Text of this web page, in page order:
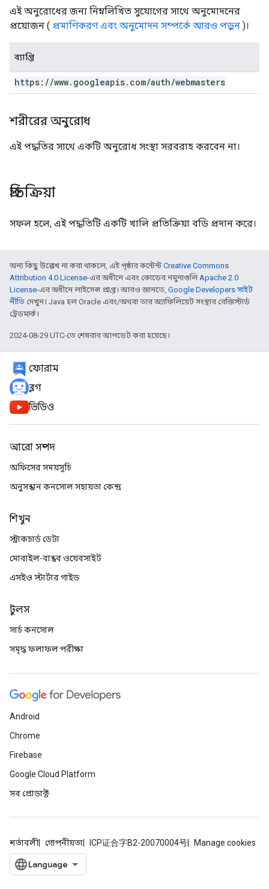
এই অনুরোধের জন্য নিম্নলিখিত সুযোগের সাথে অনুমোদনের
প্রয়োজন ( প্রমাণিকরণ এবং অনুমোদন সম্পর্কে আরও পড়ুন )।
ব্যাপ্তি
https: //www. googleapis. com/auth/webmasters
শরীরের অনুরোধ
এই পদ্ধতির সাথে একটি অনুরোধ সংস্থা সরবরাহ করবেন না।
প্রতিক্রিয়া
সফল হলে, এই পদ্ধতিটি একটি খালি প্রতিক্রিয়া বডি প্রদান করে।
অন্য কিছু উল্লেখ না করা থাকলে, এই পৃষ্ঠার কন্টেন্ট Creative Commons
Attribution 4.0 License-এর অধীনে এবং কোডের নমুনাগুলিApache 2.0
License-এর অধীনে লাইসেন্স প্রাপ্ত। আরও জানতে, Google Developers সাইট
নীতি দেখুন। Java হল Oracle এবং/অথবা তার অ্যাফিলিয়েট সংস্থার রেজিস্টার্ড
ট্রেডমার্ক।
2024-08-29 UTC-তে শেষবার আপডেট করা হয়েছে।
ফোরাম
ব্লগ
ভিডিও
আরো সম্পদ
অফিসের সময়সূচি
অনুসন্ধান কনসোল সহায়তা কেন্দ্র
শিখুন
স্ট্রাকচার্ড ডেটা
মোবাইল-বান্ধব ওয়েবসাইট
এসইও স্টার্টার গাইড
টুলস
সার্চ কনসোল
সমৃদ্ধ ফলাফল পরীক্ষা
Android
Chrome
Firebase
Google Cloud Platform
সব প্রোডাক্ট
শর্তাবলী গোপনীয়তা ICP证合字B2-20070004号 Manage cookies